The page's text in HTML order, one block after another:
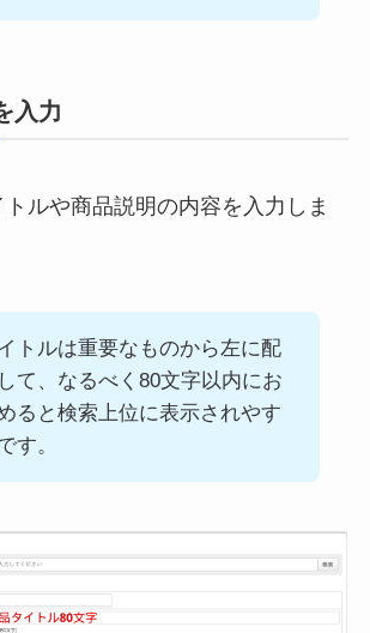
入力
ルや商品説明の内容を入力しま
トルは重要なものから左に配
て、なるべく80文字以内にお
ると検索上位に表示されやす
す。